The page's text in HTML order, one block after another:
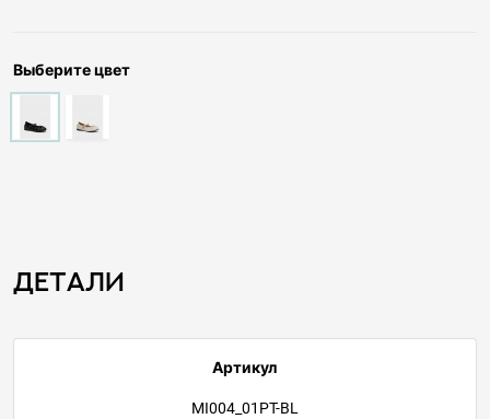
Выберите цвет
Детали
Артикул
MI004_01PT-BL